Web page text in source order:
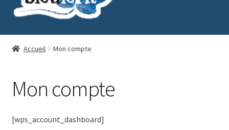
Editorial
Collection Patrimoines
Accueil Mon compte
Mon compte
[wps_account_dashboard]